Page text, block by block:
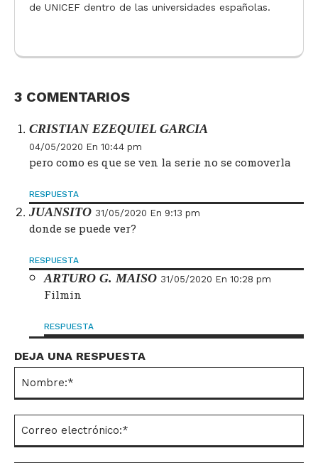
de UNICEF dentro de las universidades españolas.
3 COMENTARIOS
CRISTIAN EZEQUIEL GARCIA
04/05/2020 En 10:44 pm
pero como es que se ven la serie no se comoverla
RESPUESTA
JUANSITO 31/05/2020 En 9:13 pm
donde se puede ver?
RESPUESTA
ARTURO G. MAISO 31/05/2020 En 10:28 pm
Filmin
RESPUESTA
DEJA UNA RESPUESTA